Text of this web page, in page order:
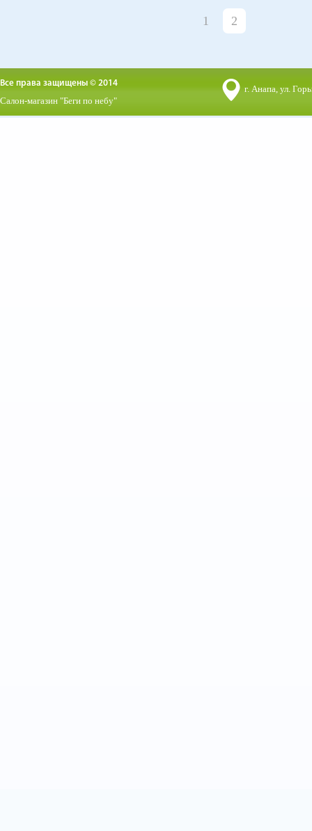
1 2
Все права защищены © 2014
Салон-магазин "Беги по небу"
г. Анапа, ул.